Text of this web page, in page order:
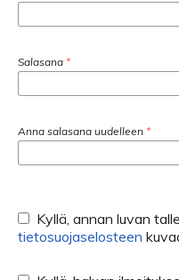
Salasana *
Anna salasana uudelleen *
Kyllä, annan luvan
tietosuojaselosteen